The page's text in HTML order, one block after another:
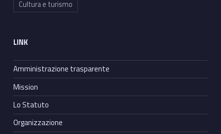
Cultura e turismo
LINK
Amministrazione trasparente
Mission
Lo Statuto
Organizzazione